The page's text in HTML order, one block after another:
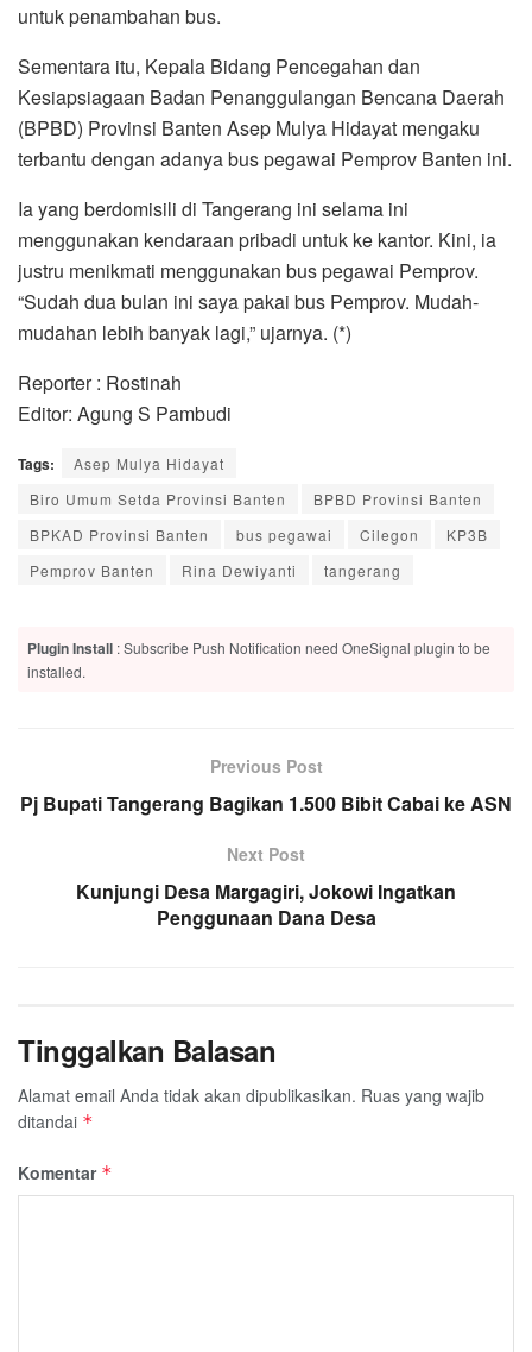
untuk penambahan bus.
Sementara itu, Kepala Bidang Pencegahan dan
Kesiapsiagaan Badan Penanggulangan Bencana Daerah
(BPBD) Provinsi Banten Asep Mulya Hidayat mengaku
terbantu dengan adanya bus pegawai Pemprov Banten ini.
Ia yang berdomisili di Tangerang ini selama ini
menggunakan kendaraan pribadi untuk ke kantor. Kini, ia
justru menikmati menggunakan bus pegawai Pemprov.
“Sudah dua bulan ini saya pakai bus Pemprov. Mudah-
mudahan lebih banyak lagi,” ujarnya. (*)
Reporter : Rostinah
Editor: Agung S Pambudi
Tags:
Asep Mulya Hidayat
Biro Umum Setda Provinsi Banten
BPBD Provinsi Banten
BPKAD Provinsi Banten
bus pegawai Cilegon
KP3B
Pemprov Banten
Rina Dewiyanti tangerang
Plugin Install : Subscribe Push Notification need OneSignal plugin to be
installed.
Previous Post
Pj Bupati Tangerang Bagikan 1.500 Bibit Cabai ke ASN
Next Post
Kunjungi Desa Margagiri, Jokowi Ingatkan
Penggunaan Dana Desa
Tinggalkan Balasan
Alamat email Anda tidak akan dipublikasikan. Ruas yang wajib
ditandai *
Komentar *